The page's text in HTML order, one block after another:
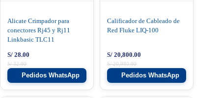
Alicate Crimpador para
conectores Rj45 y Rj11
Linkbasic TLC11
S/32.00
S/ 28.00
Pedidos WhatsApp
Calificador de Cableado de
Red Fluke LIQ-100
S/20,980.00
S/ 20,800.00
Pedidos WhatsApp